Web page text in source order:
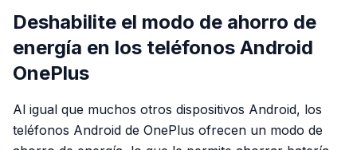
Deshabilite el modo de ahorro de
energía en los teléfonos Android
OnePlus
Al igual que muchos otros dispositivos Android, los
teléfonos Android de OnePlus ofrecen un modo de